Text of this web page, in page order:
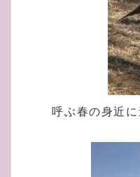
呼ぶ春の身近